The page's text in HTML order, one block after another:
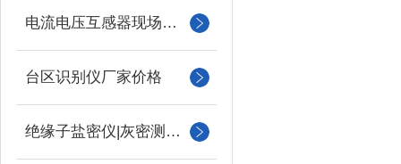
电流电压互感器现场校验仪
台区识别仪厂家价格
绝缘子盐密仪|灰密测试仪